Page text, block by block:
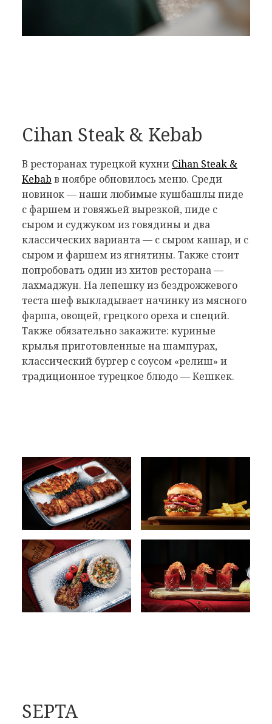
Cihan Steak & Kebab
В ресторанах турецкой кухни Cihan Steak &
Kebab в ноябре обновилось меню. Среди
новинок — наши любимые кушбашлы пиде
с фаршем и говяжьей вырезкой, пиде с
сыром и суджуком из говядины и два
классических варианта — с сыром кашар, и с
сыром и фаршем из ягнятины. Также стоит
попробовать один из хитов ресторана —
лахмаджун. На лепешку из бездрожжевого
теста шеф выкладывает начинку из мясного
фарша, овощей, грецкого ореха и специй.
Также обязательно закажите: куриные
крылья приготовленные на шампурах,
классический бургер с соусом «релиш» и
традиционное турецкое блюдо — Кешкек.
SEPTA